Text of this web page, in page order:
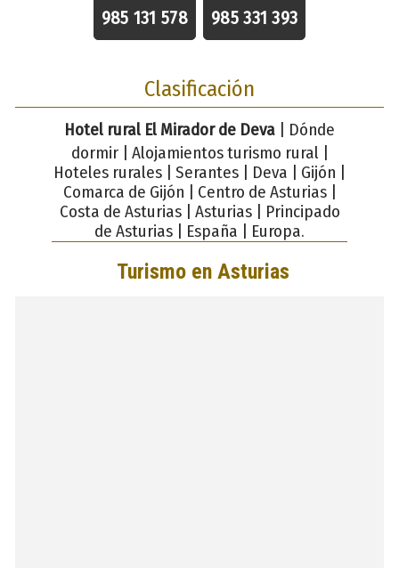
985 131 578 985 331 393
Clasificación
Hotel rural El Mirador de Deva | Dónde
dormir | Alojamientos turismo rural |
Hoteles rurales | Serantes | Deva | Gijón |
Comarca de Gijón | Centro de Asturias |
Costa de Asturias | Asturias | Principado
de Asturias | España | Europa.